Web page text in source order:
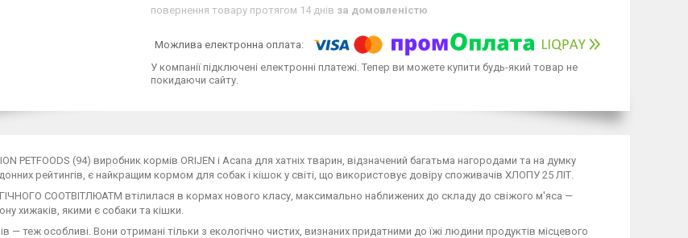
повернення товару протягом 14 днів за домовленістю
У компанії підключені електронні платежі. Тепер ви можете купити будь-який товар не
покидаючи сайту.
PETFOODS (94) виробник кормів ORIJEN і Acana для хатніх тварин, відзначений багатьма нагородами та на думку
рейтингів, є найкращим кормом для собак і кішок у світі, що використовує довіру споживачів ХЛОПУ 25 ЛІТ.
СООТВІТЛЮАТM втілилася в кормах нового класу, максимально наближених до складу до свіжого м'яса —
хижаків, якими є собаки та кішки.
— теж особливі. Вони отримані тільки з екологічно чистих, визнаних придатними до їжі людини продуктів місцевого